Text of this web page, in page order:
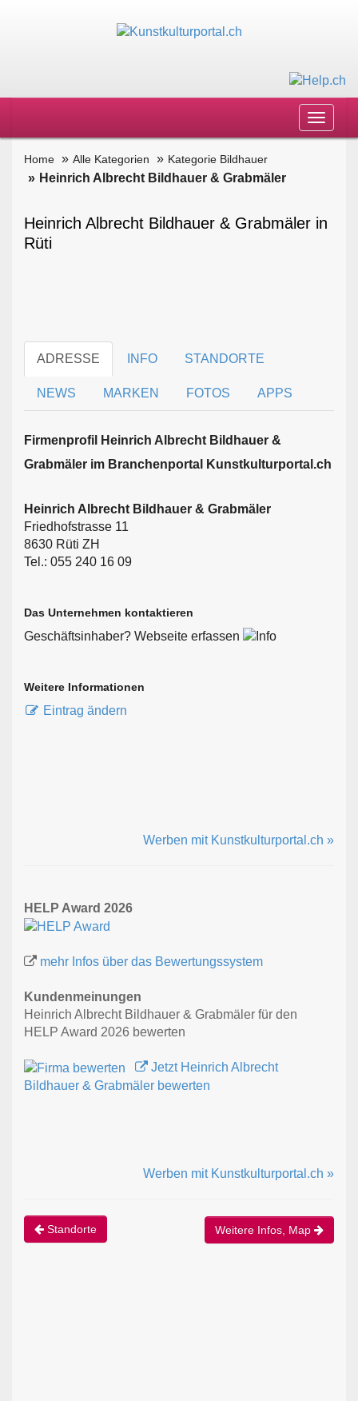
Toggle
Home Alle Kategorien Kategorie Bildhauer
Heinrich Albrecht Bildhauer & Grabmäler
Heinrich Albrecht Bildhauer & Grabmäler in
Rüti
ADRESSE INFO STANDORTE
NEWS MARKEN FOTOS APPS
Firmen­profil Heinrich Albrecht Bildhauer &
Grabmäler im Branchen­portal Kunstkulturportal.ch
Heinrich Albrecht Bildhauer & Grabmäler
Friedhofstrasse 11
8630 Rüti ZH
Tel.: 055 240 16 09
Das Unternehmen kontaktieren
Geschäftsinhaber? Webseite erfassen
Weitere Informationen
Eintrag ändern
Werben mit Kunstkulturportal.ch »
HELP Award 2026
mehr Infos über das Bewertungssystem
Kundenmeinungen
Heinrich Albrecht Bildhauer & Grabmäler für den
HELP Award 2026 bewerten
Jetzt Heinrich Albrecht
Bildhauer & Grabmäler bewerten
Werben mit Kunstkulturportal.ch »
Standorte Weitere Infos, Map